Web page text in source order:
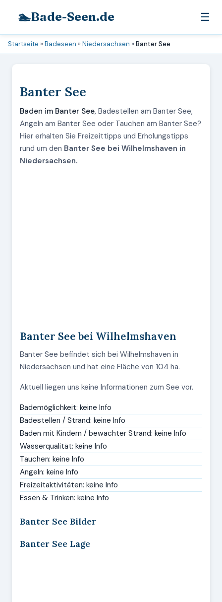
🏊Bade-Seen.de ☰
Startseite »Badeseen »Niedersachsen »Banter See
Banter See
Baden im Banter See, Badestellen am Banter See,
Angeln am Banter See oder Tauchen am Banter See?
Hier erhalten Sie Freizeittipps und Erholungstipps
rund um den Banter See bei Wilhelmshaven in
Niedersachsen.
Banter See bei Wilhelmshaven
Banter See befindet sich bei Wilhelmshaven in
Niedersachsen und hat eine Fläche von 104 ha.
Aktuell liegen uns keine Informationen zum See vor.
Bademöglichkeit: keine Info
Badestellen / Strand: keine Info
Baden mit Kindern / bewachter Strand: keine Info
Wasserqualität: keine Info
Tauchen: keine Info
Angeln: keine Info
Freizeitaktivitäten: keine Info
Essen & Trinken: keine Info
Banter See Bilder
Banter See Lage